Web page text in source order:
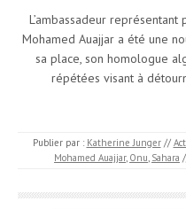
L’ambassadeur
Mohamed Auajjar a été une
sa place, son homologue
répétées visant à
Publier par : Katherine Junger //
Mohamed Auajjar, Onu, Sahara